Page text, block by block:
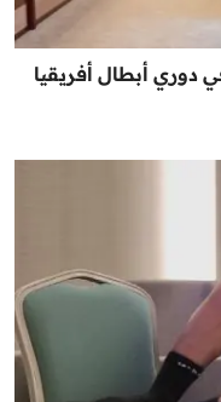
دوري أبطال أفريقيا